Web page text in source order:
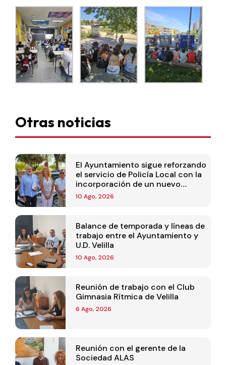
Otras noticias
El Ayuntamiento sigue reforzando
el servicio de Policía Local con la
incorporación de un nuevo
coche patrulla
10 Ago, 2026
Balance de temporada y líneas de
trabajo entre el Ayuntamiento y
U.D. Velilla
10 Ago, 2026
Reunión de trabajo con el Club
Gimnasia Rítmica de Velilla
6 Ago, 2026
Reunión con el gerente de la
Sociedad ALAS